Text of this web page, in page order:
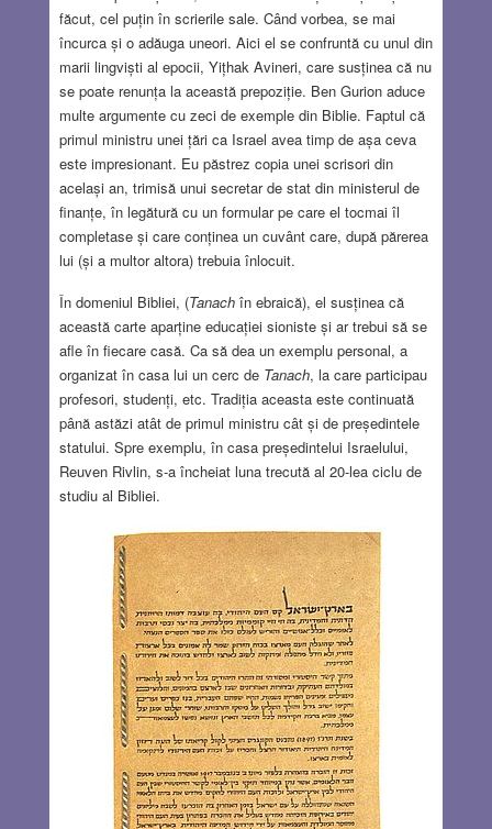
făcut, cel puțin în scrierile sale. Când vorbea, se mai
încurca și o adăuga uneori. Aici el se confruntă cu unul din
marii lingviști al epocii, Yițhak Avineri, care susținea că nu
se poate renunța la această prepoziție. Ben Gurion aduce
multe argumente cu zeci de exemple din Biblie. Faptul că
primul ministru unei țări ca Israel avea timp de așa ceva
este impresionant. Eu păstrez copia unei scrisori din
același an, trimisă unui secretar de stat din ministerul de
finanțe, în legătură cu un formular pe care el tocmai îl
completase și care conținea un cuvânt care, după părerea
lui (și a multor altora) trebuia înlocuit.
În domeniul Bibliei, (Tanachîn ebraică), el susținea că
această carte aparține educației sioniste și ar trebui să se
afle în fiecare casă. Ca să dea un exemplu personal, a
organizat în casa lui un cerc de Tanach, la care participau
profesori, studenți, etc. Tradiția aceasta este continuată
până astăzi atât de primul ministru cât și de președintele
statului. Spre exemplu, în casa președintelui Israelului,
Reuven Rivlin, s-a încheiat luna trecută al 20-lea ciclu de
studiu al Bibliei.